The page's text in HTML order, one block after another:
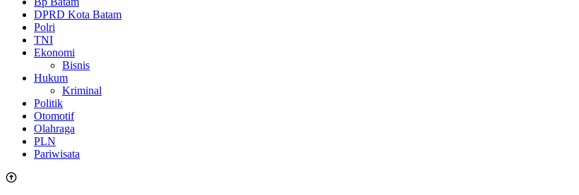
DPRD Kota Batam
Polri
TNI
Ekonomi
Bisnis
Hukum
Kriminal
Politik
Otomotif
Olahraga
PLN
Pariwisata